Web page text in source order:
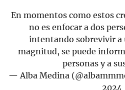
En momentos como estos
no es enfocar a dos
intentando sobrevivir a
magnitud, se puede
personas y a
— Alba Medina
2024